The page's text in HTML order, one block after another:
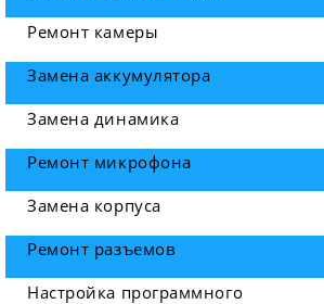
Ремонт камеры
Замена аккумулятора
Замена динамика
Ремонт микрофона
Замена корпуса
Ремонт разъемов
Настройка программного